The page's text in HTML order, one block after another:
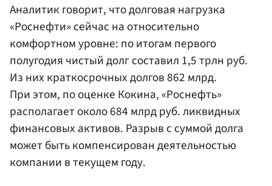
Аналитик говорит, что долговая нагрузка
«Роснефти» сейчас на относительно
комфортном уровне: по итогам первого
полугодия чистый долг составил 1,5 трлн руб.
Из них краткосрочных долгов 862 млрд.
При этом, по оценке Кокина,«Роснефть»
располагает около 684 млрд руб. ликвидных
финансовых активов. Разрыв с суммой долга
может быть компенсирован деятельностью
компании в текущем году.